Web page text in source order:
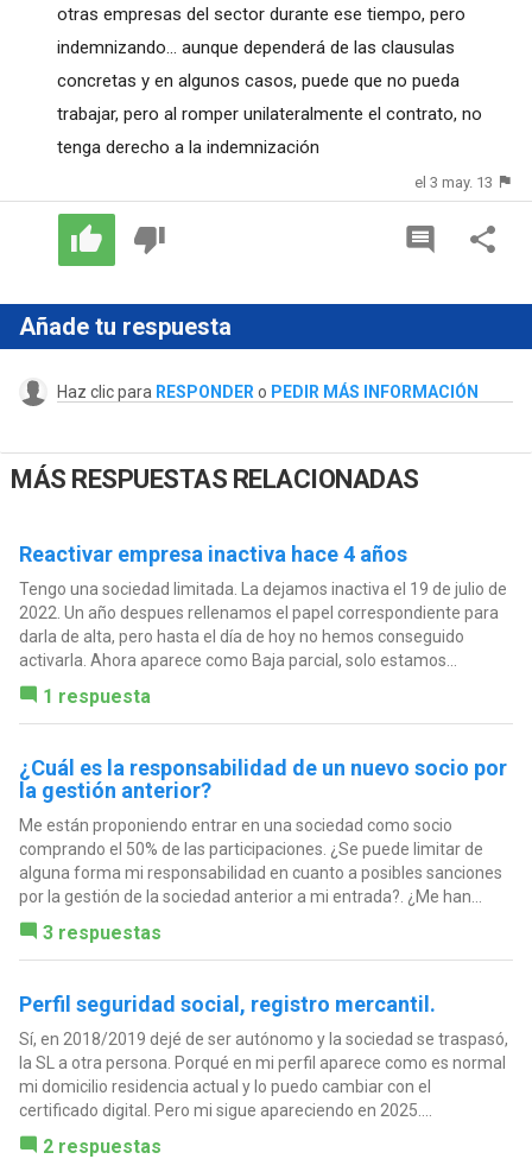
otras empresas del sector durante ese tiempo, pero
indemnizando... aunque dependerá de las clausulas
concretas y en algunos casos, puede que no pueda
trabajar, pero al romper unilateralmente el contrato, no
tenga derecho a la indemnización
el 3 may. 13
Añade tu respuesta
Haz clic para RESPONDER o PEDIR MÁS INFORMACIÓN
MÁS RESPUESTAS RELACIONADAS
Reactivar empresa inactiva hace 4 años
Tengo una sociedad limitada. La dejamos inactiva el 19 de julio de
2022. Un año despues rellenamos el papel correspondiente para
darla de alta, pero hasta el día de hoy no hemos conseguido
activarla. Ahora aparece como Baja parcial, solo estamos...
1 respuesta
¿Cuál es la responsabilidad de un nuevo socio por
la gestión anterior?
Me están proponiendo entrar en una sociedad como socio
comprando el 50% de las participaciones. ¿Se puede limitar de
alguna forma mi responsabilidad en cuanto a posibles sanciones
por la gestión de la sociedad anterior a mi entrada?. ¿Me han...
3 respuestas
Perfil seguridad social, registro mercantil.
Sí, en 2018/2019 dejé de ser autónomo y la sociedad se traspasó,
la SL a otra persona. Porqué en mi perfil aparece como es normal
mi domicilio residencia actual y lo puedo cambiar con el
certificado digital. Pero mi sigue apareciendo en 2025....
2 respuestas